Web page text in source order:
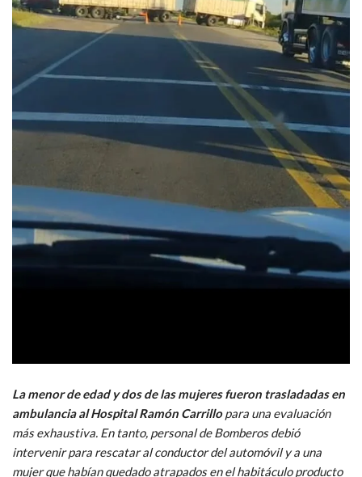
La menor de edad y dos de las mujeres fueron trasladadas en
ambulancia al Hospital Ramón Carrillopara una evaluación
más exhaustiva. En tanto, personal de Bomberos debió
intervenir para rescatar al conductor del automóvil y a una
mujer que habían quedado atrapados en el habitáculo producto